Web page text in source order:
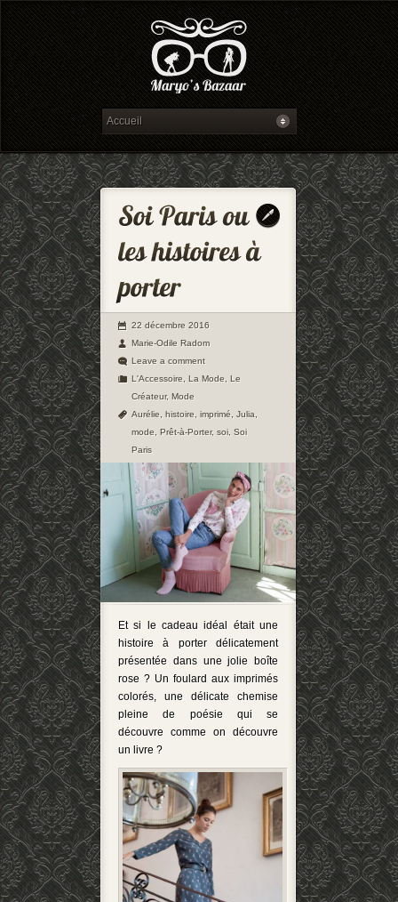
22 décembre 2016
Marie-Odile Radom
Leave a comment
L'Accessoire
La Mode
Le
Créateur, Mode
Aurélie
histoire imprimé Julia
mode
Prêt-à-Porter, soi Soi
Paris
Et si le cadeau idéal était une
histoire à porter délicatement
présentée dans une jolie boîte
rose ? Un foulard aux imprimés
colorés, une délicate chemise
pleine de poésie qui se
découvre comme on découvre
un livre ?